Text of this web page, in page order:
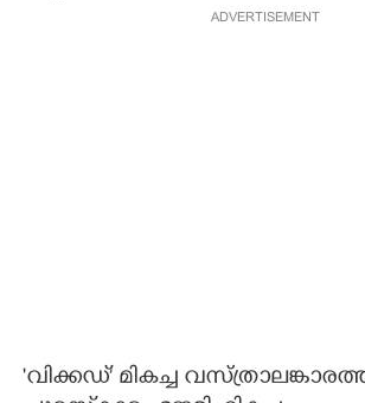
ADVERTISEMENT
'വിക്കഡ്’ മികച്ച